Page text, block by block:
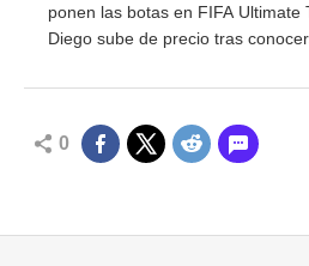
ponen las botas en FIFA Ultimate
Diego sube de precio tras
0